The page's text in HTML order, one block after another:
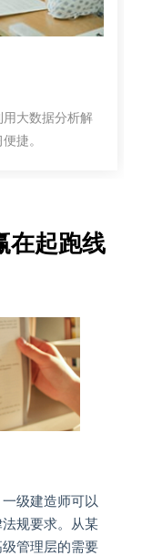
大数据分析解
捷。
在起跑线
级建造师可以
规要求。从某
管理层的需要